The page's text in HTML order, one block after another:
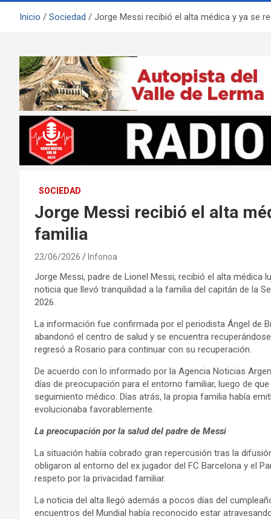
Inicio Sociedad Jorge Messi recibió el alta médica y ya se
SOCIEDAD
Jorge Messi recibió el alta
familia
23/06/2026 Infonoa
Jorge Messi, padre de Lionel Messi, recibió el alta médica
noticia que llevó tranquilidad a la familia del capitán de la
2026.
La información fue confirmada por el periodista Ángel de
abandonó el centro de salud y se encuentra
regresó a Rosario para continuar con su recuperación.
De acuerdo con lo informado por la Agencia Noticias
días de preocupación para el entorno familiar, luego de
seguimiento médico. Días atrás, la propia familia había
evolucionaba favorablemente.
La preocupación por la salud del padre de Messi
La situación había cobrado gran repercusión tras la
obligaron al entorno del ex jugador del FC Barcelona y el
respeto por la privacidad familiar.
La noticia del alta llegó además a pocos días del
encuentros del Mundial había reconocido estar